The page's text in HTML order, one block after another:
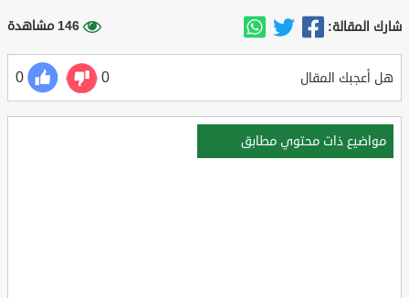
شارك المقالة: 146 مشاهدة
هل أعجبك المقال 0
0
مواضيع ذات محتوي مطابق